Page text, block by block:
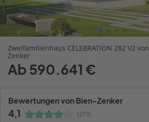
Zweifamilienhaus CELEBRATION 282 V2
Zenker
Ab 590.641 €
Bewertungen von Bien-Zenker
4,1 (273)